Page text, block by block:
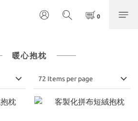
暖心抱枕
72 Items per page